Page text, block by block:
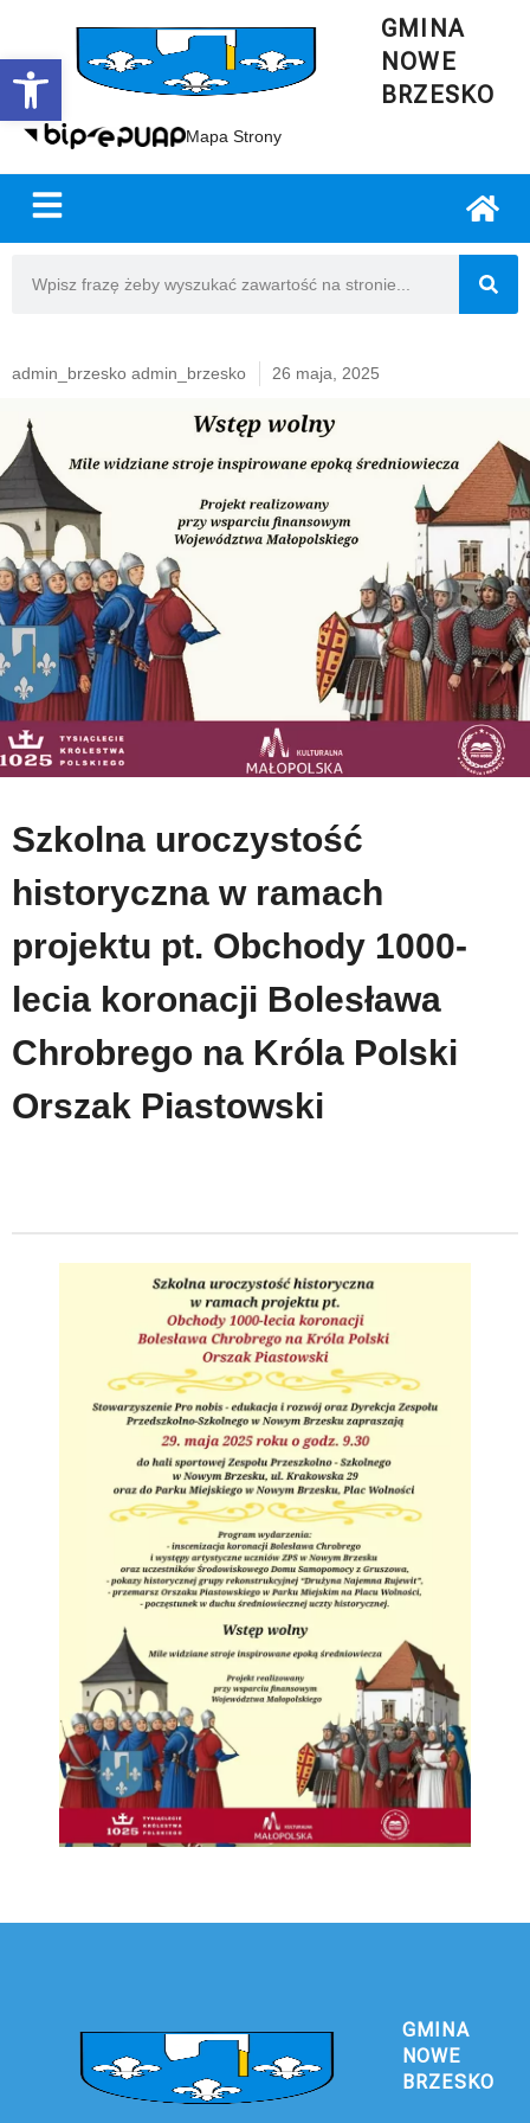
Open toolbar
GMINA
NOWE
BRZESKO
Mapa Strony
admin_brzesko admin_brzesko 26 maja, 2025
Szkolna uroczystość
historyczna w ramach
projektu pt. Obchody 1000-
lecia koronacji Bolesława
Chrobrego na Króla Polski
Orszak Piastowski
GMINA
NOWE
BRZESKO